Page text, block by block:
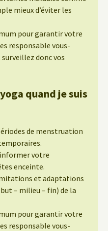
mieux d’éviter les
pour garantir votre
responsable vous-
donc vos
quand je suis
de menstruation
votre
enceinte.
et adaptations
– milieu – fin) de la
pour garantir votre
responsable vous-